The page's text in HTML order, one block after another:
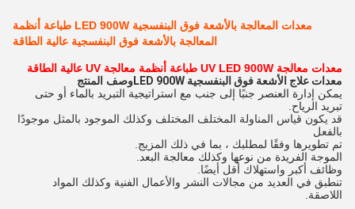
معدات المعالجة بالأشعة فوق البنفسجية LED 900W طباعة أنظمة
المعالجة بالأشعة فوق البنفسجية عالية الطاقة
معدات معالجة UV LED 900W طباعة أنظمة معالجة UV عالية الطاقة
معدات علاج الأشعة فوق البنفسجية LED 900W
وصف المنتج
يمكن إدارة العنصر جنبًا إلى جنب مع استراتيجية التبريد بالماء أو حتى
تبريد الرياح.
قد يكون قياس المناولة المختلف المختلف وكذلك الموجود بالمثل موجودًا
بالفعل
تم تطويرها وفقًا لمطلبك ، بما في ذلك المزيج.
الموجة الفريدة من نوعها وكذلك معالجة البعد.
وظائف أكبر واستهلاك أقل أيضًا.
تنطبق في العديد من مجالات النشر والأعمال الفنية وكذلك المواد
اللاصقة.